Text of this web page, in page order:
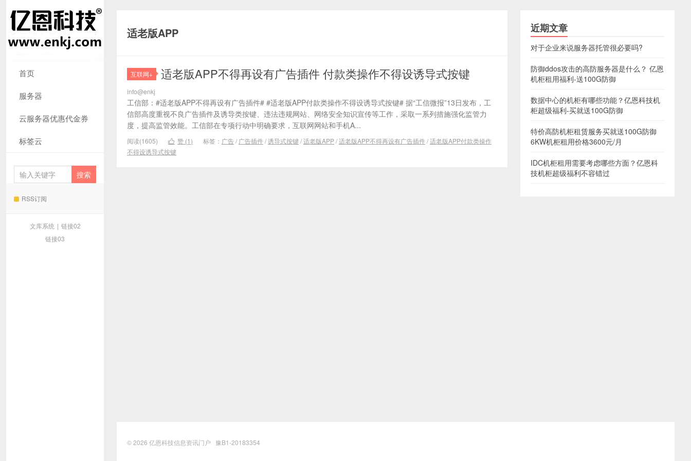
首页
服务器
云服务器优惠代金券
标签云
RSS订阅
文库系统 | 链接02
链接03
适老版APP
互联网+ 适老版APP不得再设有广告插件 付款类操作不得设诱导式按键
info@enkj
工信部：#适老版APP不得再设有广告插件# #适老版APP付款类操作不得设诱导式按键# 据“工信微报”13日发布，工
信部高度重视不良广告插件及诱导类按键、违法违规网站、网络安全知识宣传等工作，采取一系列措施强化监管力
度，提高监管效能。工信部在专项行动中明确要求，互联网网站和手机A...
阅读(1605)  赞 (1) 标签： 广告/ 广告插件/诱导式按键/适老版APP/适老版APP不得再设有广告插件/适老版APP付款类操作
不得设诱导式按键
近期文章
对于企业来说服务器托管很必要吗?
防御ddos攻击的高防服务器是什么？ 亿恩
机柜租用福利-送100G防御
数据中心的机柜有哪些功能？亿恩科技机
柜超级福利-买就送100G防御
特价高防机柜租赁服务买就送100G防御
6KW机柜租用价格3600元/月
IDC机柜租用需要考虑哪些方面？亿恩科
技机柜超级福利不容错过
© 2026 亿恩科技信息资讯门户 豫B1-20183354